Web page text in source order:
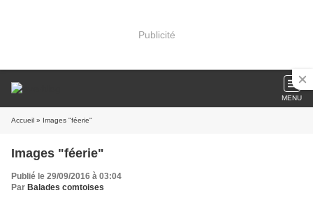
Publicité
MENU
Accueil » Images "féerie"
Images "féerie"
Publié le 29/09/2016 à 03:04
Par Balades comtoises